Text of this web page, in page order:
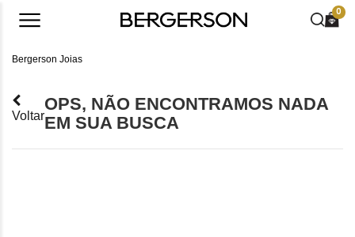
0
Bergerson Joias
Voltar
OPS, NÃO ENCONTRAMOS NADA
EM SUA BUSCA